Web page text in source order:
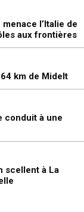
l’Italie de
aux frontières
km de Midelt
conduit à une
scellent à La